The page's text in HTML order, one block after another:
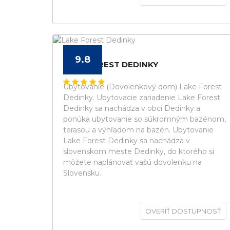
9.8
LAKE FOREST DEDINKY
Ubytovanie (Dovolenkový dom) Lake Forest
Dedinky. Ubytovacie zariadenie Lake Forest
Dedinky sa nachádza v obci Dedinky a
ponúka ubytovanie so súkromným bazénom,
terasou a výhľadom na bazén. Ubytovanie
Lake Forest Dedinky sa nachádza v
slovenskom meste Dedinky, do ktorého si
môžete naplánovať vašú dovolenku na
Slovensku.
OVERIŤ DOSTUPNOSŤ